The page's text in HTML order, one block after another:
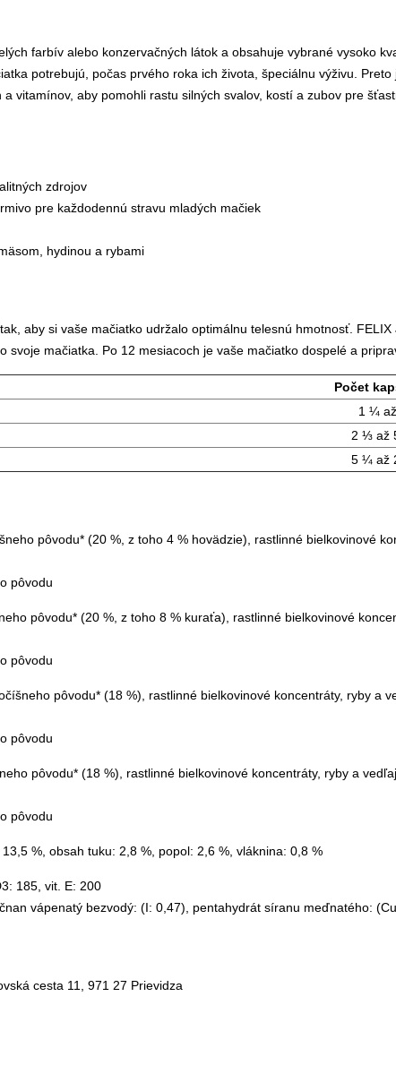
farbív alebo konzervačných látok a obsahuje vybrané vysoko
potrebujú, počas prvého roka ich života, špeciálnu výživu.
a vitamínov, aby pomohli rastu silných svalov, kostí a zubov pre
zdrojov
pre každodennú stravu mladých mačiek
hydinou a rybami
aby si vaše mačiatko udržalo optimálnu telesnú hmotnosť.
mačiatka. Po 12 mesiacoch je vaše mačiatko dospelé a
Počet
1 ¼
2 ⅓ až
5 ¼ až
pôvodu* (20 %, z toho 4 % hovädzie), rastlinné bielkovinové
pôvodu
pôvodu* (20 %, z toho 8 % kuraťa), rastlinné bielkovinové
pôvodu
pôvodu* (18 %), rastlinné bielkovinové koncentráty, ryby a
pôvodu
pôvodu* (18 %), rastlinné bielkovinové koncentráty, ryby a
pôvodu
%, obsah tuku: 2,8 %, popol: 2,6 %, vláknina: 0,8 %
185, vit. E: 200
vápenatý bezvodý: (I: 0,47), pentahydrát síranu meďnatého:
cesta 11, 971 27 Prievidza